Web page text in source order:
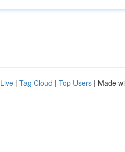
Live | Tag Cloud | Top Users | Made